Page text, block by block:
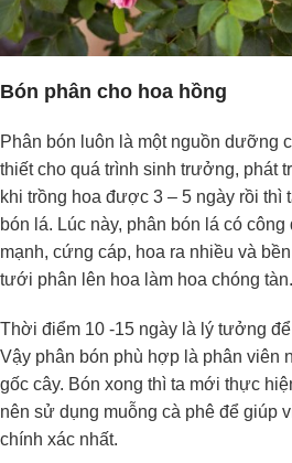
Bón phân cho hoa hồng
Phân bón luôn là một nguồn dưỡng
thiết cho quá trình sinh trưởng, phát
khi trồng hoa được 3 – 5 ngày rồi thì
bón lá. Lúc này, phân bón lá có
mạnh, cứng cáp, hoa ra nhiều và
tưới phân lên hoa làm hoa chóng tàn.
Thời điểm 10 -15 ngày là lý tưởng
Vậy phân bón phù hợp là phân viên
gốc cây. Bón xong thì ta mới thực
nên sử dụng muỗng cà phê để giúp
chính xác nhất.